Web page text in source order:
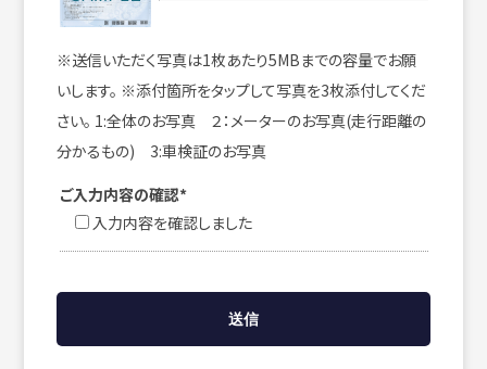
※送信いただく写真は1枚あたり5MBまでの容量でお願
いします。 ※添付箇所をタップして写真を3枚添付してくだ
さい。 1:全体のお写真 ２：メーターのお写真(走行距離の
分かるもの) 3:車検証のお写真
ご入力内容の確認*
入力内容を確認しました